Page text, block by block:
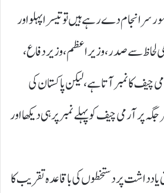
سرانجام دے رہے ہیں تو تیسرا پہلو اور
لحاظ سے صدر، وزیر اعظم، وزیر دفاع،
کا نمبر آتا ہے، لیکن پاکستان کی
پر آرمی چیف کو پہلے نمبر پر ہی دیکھا اور
یادداشت پر دستخطوں کی باقاعدہ تقریب کا